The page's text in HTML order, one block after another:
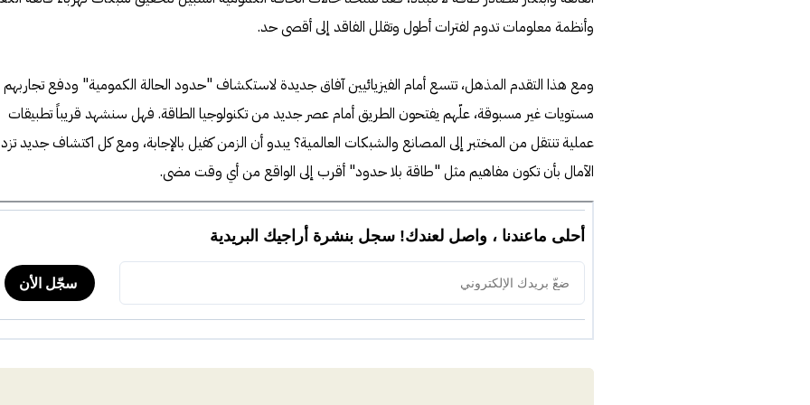
وأنظمة معلومات تدوم لفترات أطول وتقلل الفاقد إلى أقصى حد.
ومع هذا التقدم المذهل، تتسع أمام الفيزيائيين آفاق جديدة لاستكشاف "حدود الحالة الكمومية" ودفع تجاربهم
مستويات غير مسبوقة، علّهم يفتحون الطريق أمام عصر جديد من تكنولوجيا الطاقة. فهل سنشهد قريباً تطبيقات
عملية تنتقل من المختبر إلى المصانع والشبكات العالمية؟ يبدو أن الزمن كفيل بالإجابة، ومع كل اكتشاف جديد
الآمال بأن تكون مفاهيم مثل "طاقة بلا حدود" أقرب إلى الواقع من أي وقت مضى.